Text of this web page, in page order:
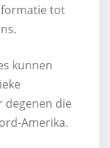
tot
kunnen
degenen die
Amerika.